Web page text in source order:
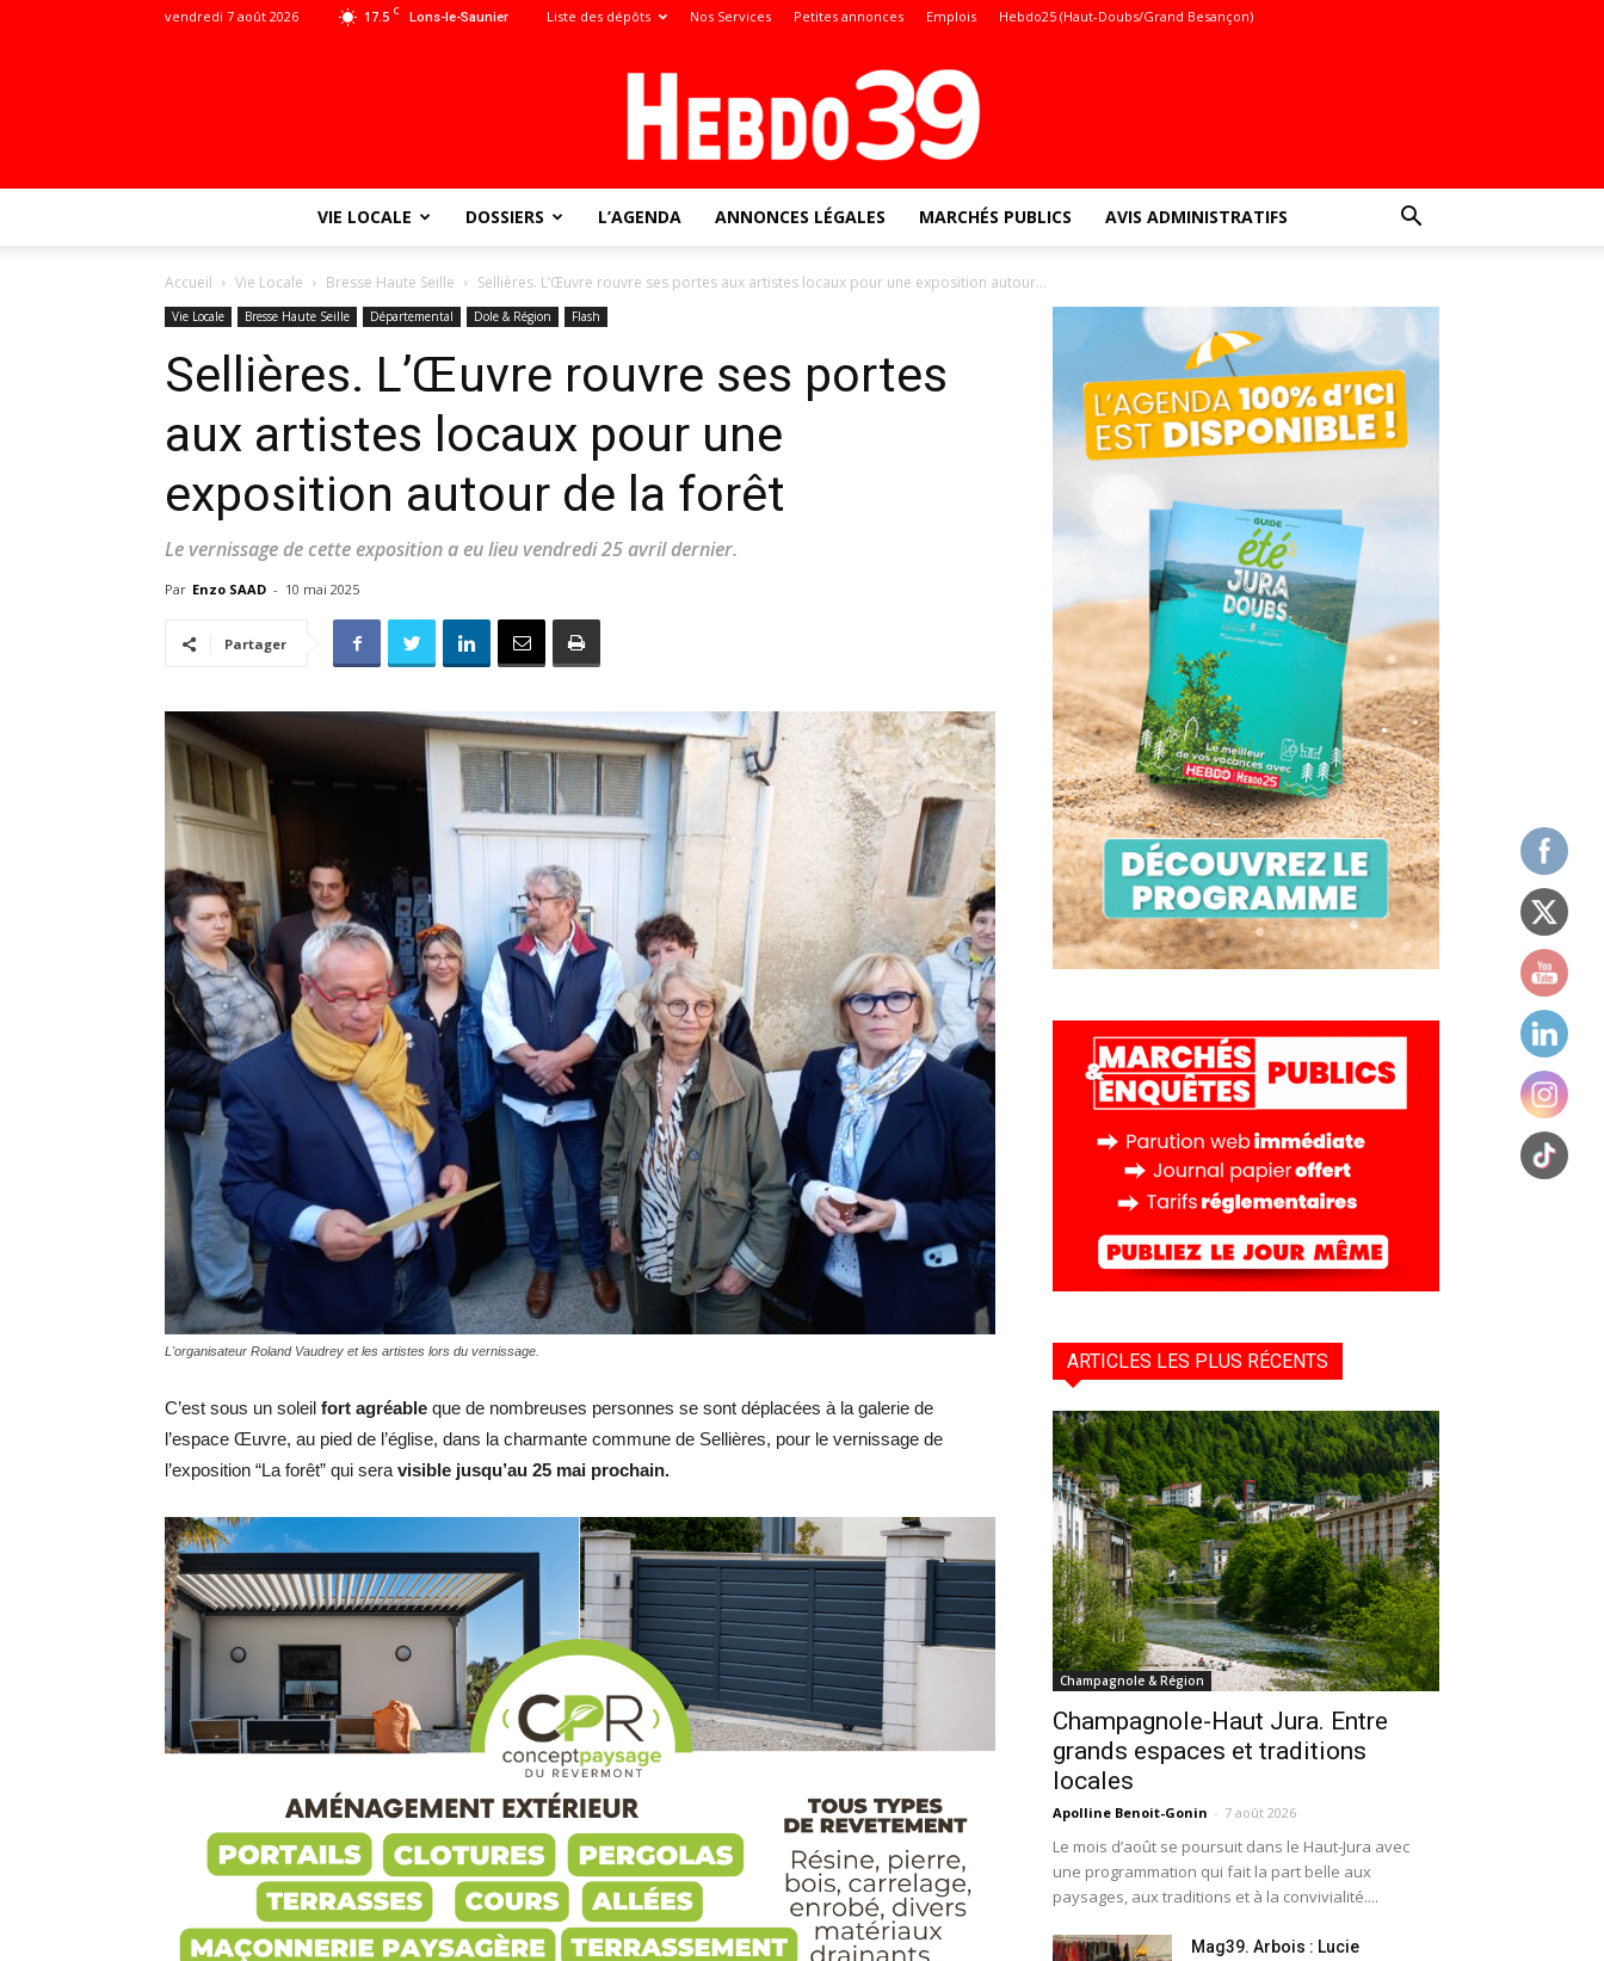
17.5 C Lons-le-Saunier
vendredi 7 août 2026 Liste des dépôts Nos Services Petites annonces Emplois Hebdo25 (Haut-Doubs/Grand Besançon)
l'info
locale
–
Hebdo39
VIE LOCALE DOSSIERS L’AGENDA ANNONCES LÉGALES MARCHÉS PUBLICS AVIS ADMINISTRATIFS
Accueil Vie Locale Bresse Haute Seille Sellières. L’Œuvre rouvre ses portes aux artistes locaux pour une exposition autour...
Vie Locale Bresse Haute Seille Départemental Dole & Région Flash
Sellières. L’Œuvre rouvre ses portes
aux artistes locaux pour une
exposition autour de la forêt
Le vernissage de cette exposition a eu lieu vendredi 25 avril dernier.
Par Enzo SAAD - 10 mai 2025
Partager
L'organisateur Roland Vaudrey et les artistes lors du vernissage.
C’est sous un soleil fort agréable que de nombreuses personnes se sont déplacées à la galerie de
l’espace Œuvre, au pied de l’église, dans la charmante commune de Sellières, pour le vernissage de
l’exposition “La forêt” qui sera visible jusqu’au 25 mai prochain.
ARTICLES LES PLUS RÉCENTS
Champagnole & Région
Champagnole-Haut Jura. Entre
grands espaces et traditions
locales
Apolline Benoit-Gonin - 7 août 2026
Le mois d’août se poursuit dans le Haut-Jura avec
une programmation qui fait la part belle aux
paysages, aux traditions et à la convivialité....
Mag39. Arbois : Lucie